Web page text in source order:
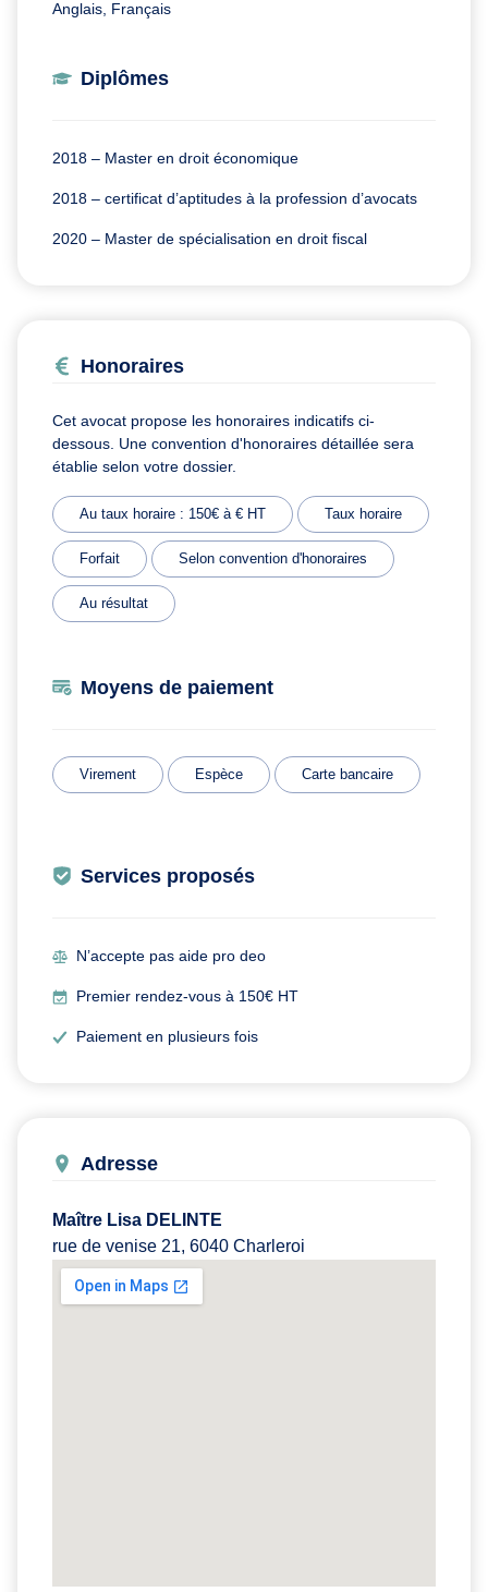
Anglais, Français
Diplômes
2018 – Master en droit économique
2018 – certificat d’aptitudes à la profession d’avocats
2020 – Master de spécialisation en droit fiscal
Honoraires
Cet avocat propose les honoraires indicatifs ci-
dessous. Une convention d'honoraires détaillée sera
établie selon votre dossier.
Au taux horaire : 150€ à € HT Taux horaire
Forfait Selon convention d'honoraires
Au résultat
Moyens de paiement
Virement Espèce Carte bancaire
Services proposés
N’accepte pas aide pro deo
Premier rendez-vous à 150€ HT
Paiement en plusieurs fois
Adresse
Maître Lisa DELINTE
rue de venise 21, 6040 Charleroi